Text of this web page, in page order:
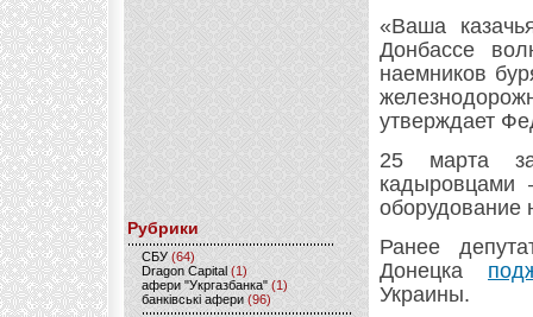
Рубрики
CБУ (64)
Dragon Capital (1)
афери "Укргазбанка" (1)
банківські афери (96)
«Ваша
Донбассе
наемников
утверждает
25 марта
оборудование
Ранее
Донецка
Украины.